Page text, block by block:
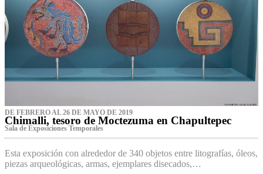
DE FEBRERO AL 26 DE MAYO DE 2019
Chimalli, tesoro de Moctezuma en Chapultepec
Sala de Exposiciones Temporales
Esta exposición con alrededor de 340 objetos entre litografías, óleos,
piezas arqueológicas, armas, ejemplares disecados,…